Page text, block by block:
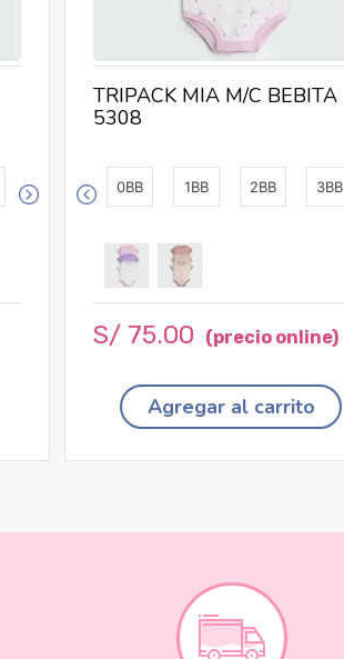
0BB 1BB 2BB 3BB
TRIPACK MIA M/C BEBITA
5308
S/ 75.00
Agregar al carrito